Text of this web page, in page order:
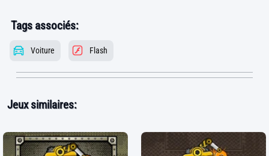
Tags associés:
Voiture Flash
Jeux similaires: